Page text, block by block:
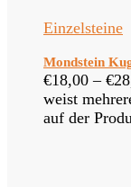
Einzelsteine
Mondstein
€18,00 – €
weist
auf der